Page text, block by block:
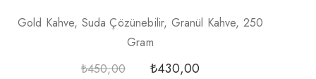
Gold Kahve, Suda Çözünebilir, Granül Kahve, 250
Gram
₺450,00 ₺430,00